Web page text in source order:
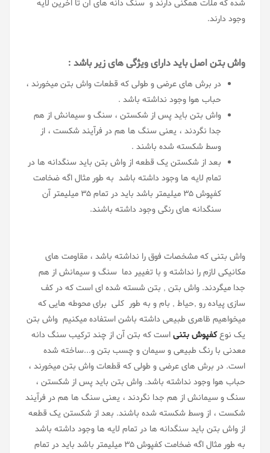
شده که ملات همگنی دارند و سنگ دانه های آن تا اخرین لایه
وجود دارند.
واش بتن اصل باید دارای ویژگی های زیر باشد :
در برش های عرضی و طولی که قطعات واش بتن میخورند ،
حباب هوا وجود نداشته باشد .
واش بتن باید پس از شکستن ، سنگ و سیمانش از هم
جدا نگردند ، یعنی سنگ ها هم در فرآیند شکست ، از
وسط شکسته شده باشند .
بعد از شکستن یک قطعه از واش بتن باید سنگدانه ها در
تمام لایه ها وجود داشته باشد به طور مثال اگه ضخامت
کفپوش 35 میلیمتر باشد باید در تمام 35 میلیمتر آن
سنگدانه های رنگی وجود داشته باشند.
واش بتنی که مشخصات فوق را نداشته باشد ، مقاومت های
مکانیکی لازم را نداشته و با تغییر دما سنگ و سیمانش از هم
جدا میگردند. واش بتن , بتن شسته شده ای است که در کف
سازی پیاده رو ,حیاط , بام و به طور کلی برای محوطه هایی که
میخواهیم ظاهری طبیعی داشته باشن استفاده میکنیم واش بتن
یک نوعکفپوش بتنیاست که بتن آن از چند ترکیب سنگ دانه
معدنی با رنگ طبیعی و سیمان و چسب بتن و...ساخته شده
است. در برش های عرضی و طولی که قطعات واش بتن میخورند ،
حباب هوا وجود نداشته باشد. واش بتن باید پس از شکستن ،
سنگ و سیمانش از هم جدا نگردند ، یعنی سنگ ها هم در فرآیند
شکست ، از وسط شکسته شده باشند. بعد از شکستن یک قطعه
از واش بتن باید سنگدانه ها در تمام لایه ها وجود داشته باشد
به طور مثال اگه ضخامت کفپوش 35 میلیمتر باشد باید در تمام